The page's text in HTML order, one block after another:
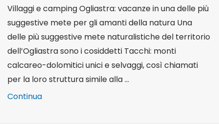
Villaggi e camping Ogliastra: vacanze in una delle più
suggestive mete per gli amanti della natura Una
delle più suggestive mete naturalistiche del territorio
dell’Ogliastra sono i cosiddetti Tacchi: monti
calcareo-dolomitici unici e selvaggi, così chiamati
per la loro struttura simile alla ...
Continua